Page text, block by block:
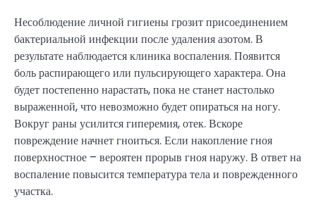
Несоблюдение личной гигиены грозит присоединением
бактериальной инфекции после удаления азотом. В
результате наблюдается клиника воспаления. Появится
боль распирающего или пульсирующего характера. Она
будет постепенно нарастать, пока не станет настолько
выраженной, что невозможно будет опираться на ногу.
Вокруг раны усилится гиперемия, отек. Вскоре
повреждение начнет гноиться. Если накопление гноя
поверхностное – вероятен прорыв гноя наружу. В ответ на
воспаление повысится температура тела и поврежденного
участка.